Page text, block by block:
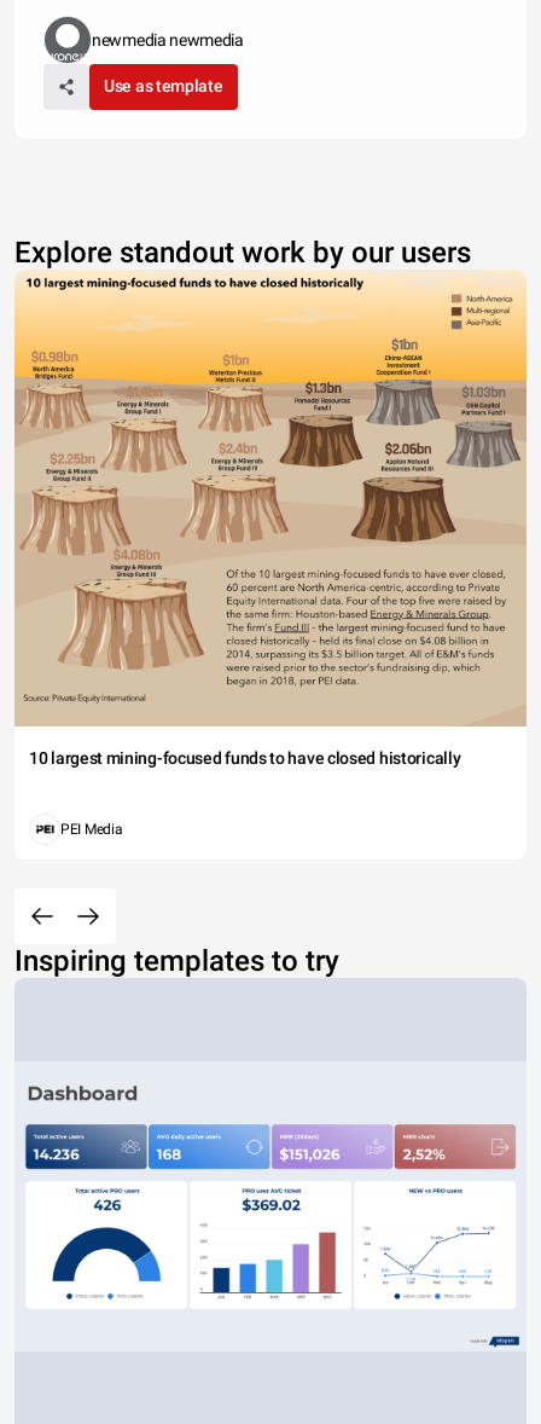
newmedia newmedia
Use as template
Explore standout work by our users
10 largest mining-focused funds to have closed historically
PEI Media
Inspiring templates to try